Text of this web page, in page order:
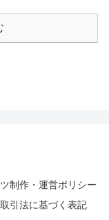
制作・運営ポリシー
引法に基づく表記